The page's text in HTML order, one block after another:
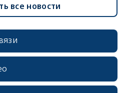
все новости